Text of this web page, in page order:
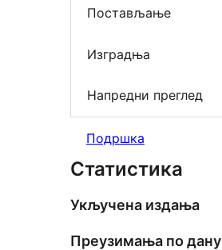
Постављање
Изградња
Напредни преглед
Подршка
Статистика
Укључена издања
Преузимања по дану